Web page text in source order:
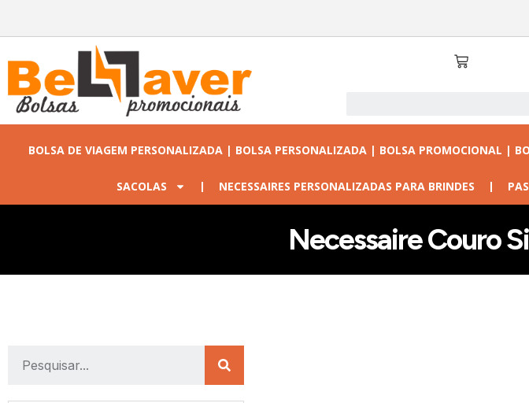
BOLSA DE VIAGEM PERSONALIZADA | BOLSA PERSONALIZADA | BOLSA PROMOCIONAL |
SACOLAS NECESSAIRES PERSONALIZADAS PARA BRINDES
Necessaire Couro